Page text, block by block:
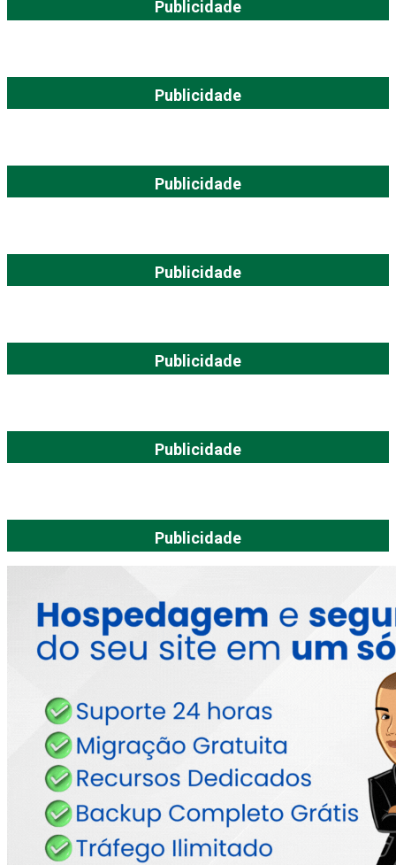
Publicidade
Publicidade
Publicidade
Publicidade
Publicidade
Publicidade
Publicidade